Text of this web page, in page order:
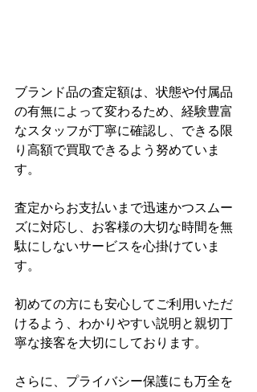
ブランド品の査定額は、状態や付属品
の有無によって変わるため、経験豊富
なスタッフが丁寧に確認し、できる限
り高額で買取できるよう努めていま
す。
査定からお支払いまで迅速かつスムー
ズに対応し、お客様の大切な時間を無
駄にしないサービスを心掛けていま
す。
初めての方にも安心してご利用いただ
けるよう、わかりやすい説明と親切丁
寧な接客を大切にしております。
さらに、プライバシー保護にも万全を